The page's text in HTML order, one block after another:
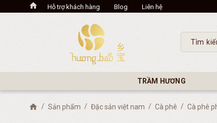
Hỗ trợ khách hàng Blog Liên hệ
TRẦM HƯƠNG
Sản phẩm Đặc sản việt nam Cà phê Cà phê